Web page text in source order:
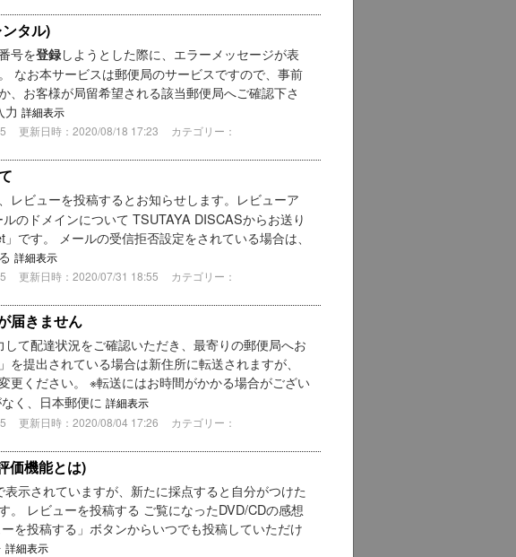
タル)
号を登録しようとした際に、エラーメッセージが表
なお本サービスは郵便局のサービスですので、事前
、お客様が局留希望される該当郵便局へご確認下さ
力 詳細表示
更新日時：2020/08/18 17:23
カテゴリー：
レビューを投稿するとお知らせします。レビューア
のドメインについて TSUTAYA DISCASからお送り
です。 メールの受信拒否設定をされている場合は、
詳細表示
更新日時：2020/07/31 18:55
カテゴリー：
届きません
て配達状況をご確認いただき、最寄りの郵便局へお
提出されている場合は新住所に転送されますが、
更ください。 ※転送にはお時間がかかる場合がござい
く、日本郵便に 詳細表示
更新日時：2020/08/04 17:26
カテゴリー：
価機能とは)
されていますが、新たに採点すると自分がつけた
レビューを投稿する ご覧になったDVD/CDの感想
を投稿する」ボタンからいつでも投稿していただけ
詳細表示